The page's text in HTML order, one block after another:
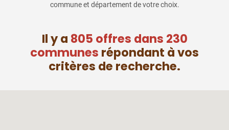
commune et département de votre choix.
Il y a 805 offres dans 230
communes répondant à vos
critères de recherche.